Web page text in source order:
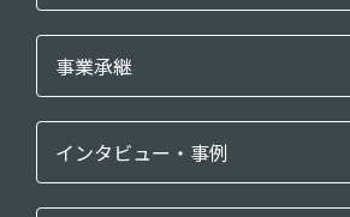
事業承継
インタビュー・事例